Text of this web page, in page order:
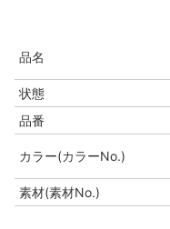
品名
状態
品番
カラー(カラーNo.)
素材(素材No.)